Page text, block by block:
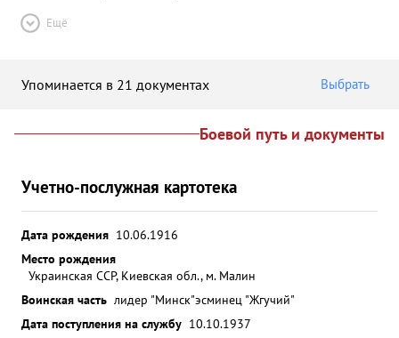
Ещё
Упоминается в 21 документах Выбрать
Боевой путь и документы
Учетно-послужная картотека
Дата рождения 10.06.1916
Место рождения
Украинская ССР, Киевская обл., м. Малин
Воинская часть лидер "Минск"эсминец "Жгучий"
Дата поступления на службу 10.10.1937